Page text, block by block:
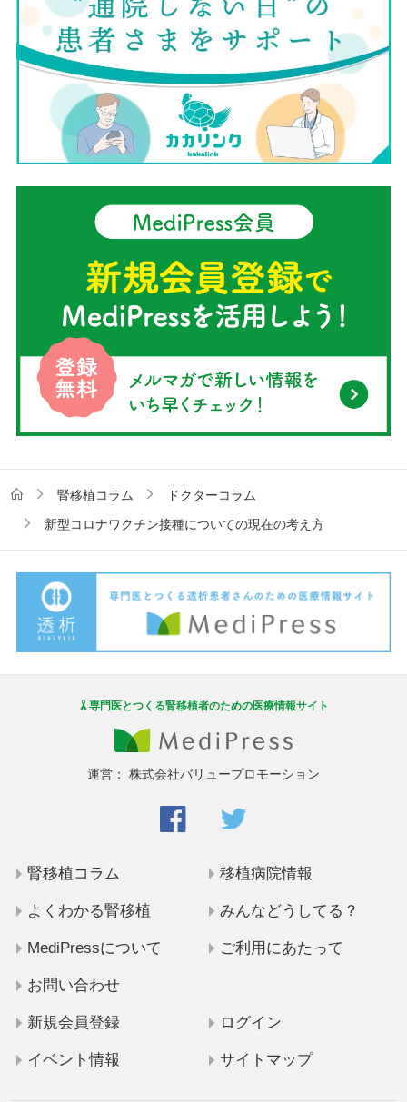
腎移植コラム
ドクターコラム
新型コロナワクチン接種についての現在の考え方
専門医とつくる腎移植者のための医療情報サイト
運営： 株式会社バリュープロモーション
腎移植コラム 移植病院情報
よくわかる腎移植 みんなどうしてる？
MediPressについて ご利用にあたって
お問い合わせ
新規会員登録 ログイン
イベント情報 サイトマップ